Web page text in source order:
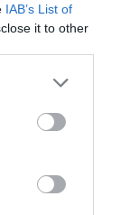
IAB’s List of
it to other